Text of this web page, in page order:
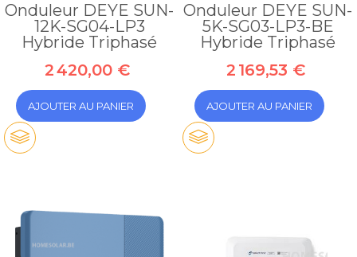
Onduleur DEYE SUN-
12K-SG04-LP3
Hybride Triphasé
2 420,00 €
AJOUTER AU PANIER
Onduleur DEYE SUN-
5K-SG03-LP3-BE
Hybride Triphasé
2 169,53 €
AJOUTER AU PANIER